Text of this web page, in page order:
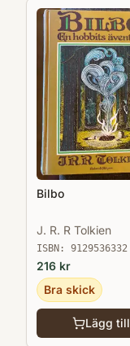
Bilbo
J. R. R Tolkien
ISBN: 9129536332
216 kr
Bra skick
Lägg till